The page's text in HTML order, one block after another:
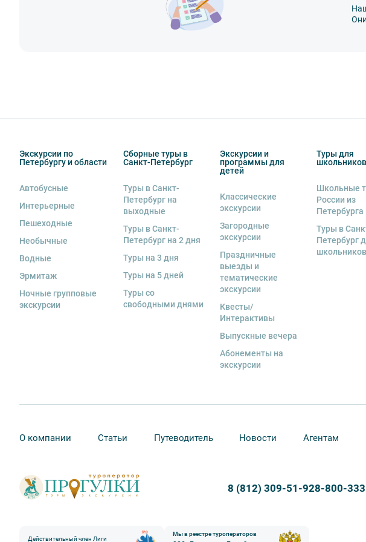
Внимание! Наличие мест на экскурсию подтверждается только
предложения туроператора действует правило предварительной оплаты в
Вы также можете ближе познакомиться с нами в разделе “О компании”.
Экскурсии по
Петербургу и области
Автобусные
Интерьерные
Пешеходные
Необычные
Водные
Эрмитаж
Ночные групповые
экскурсии
Сборные туры в
Санкт-Петербург
Туры в Санкт-
Петербург на
выходные
Туры в Санкт-
Петербург на 2 дня
Туры на 3 дня
Туры на 5 дней
Туры со
свободными днями
Экскурсии и
программы для
детей
Классические
экскурсии
Загородные
экскурсии
Праздничные
выезды и
тематические
экскурсии
Квесты/
Интерактивы
Выпускные вечера
Абонементы на
экскурсии
Туры для
школьников
Школьные
России из
Петербурга
Туры в
Петербург
школьников
О компании Статьи Путеводитель Новости Агентам
8 (812) 309-51-928-800-
Действительный член Лиги
Мы в реестре туроператоров